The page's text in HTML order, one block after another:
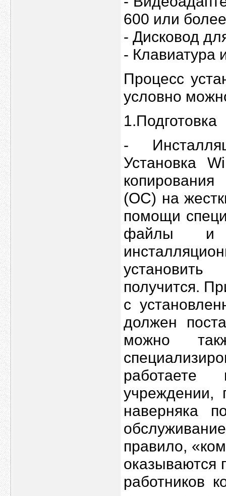
600 или
- Дисковод
- Клавиатура
Процесс
условно
1.Подготовка
-
Установка
(ОС) на
помощи
файлы и
получится.
с
должен
можно
учреждении,
наверняка
правило,
оказываются
работников